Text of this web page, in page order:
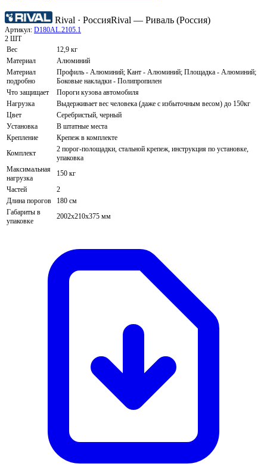
Rival · РоссияRival — Риваль (Россия)
Артикул: D180AL.2105.1
2 ШТ
Вес
12,9 кг
Материал
Алюминий
Материал
подробно
Профиль - Алюминий; Кант - Алюминий; Площадка - Алюминий;
Боковые накладки - Полипропилен
Что защищает
Пороги кузова автомобиля
Нагрузка
Выдерживает вес человека (даже с избыточным весом) до 150кг
Цвет
Серебристый, черный
Установка
В штатные места
Крепление
Крепеж в комплекте
Комплект
2 порог-полощадки, стальной крепеж, инструкция по установке,
упаковка
Максимальная
нагрузка
150 кг
Частей
2
Длина порогов
180 см
Габариты в
упаковке
2002х210х375 мм